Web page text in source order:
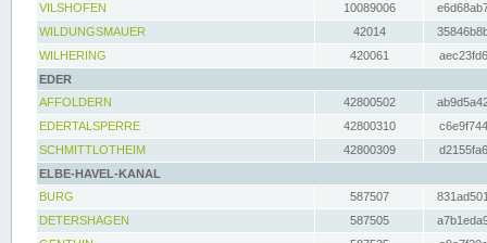
VILSHOFEN
10089006
WILDUNGSMAUER
42014
WILHERING
420061
EDER
AFFOLDERN
42800502
EDERTALSPERRE
42800310
SCHMITTLOTHEIM
42800309
ELBE-HAVEL-KANAL
BURG
587507
DETERSHAGEN
587505